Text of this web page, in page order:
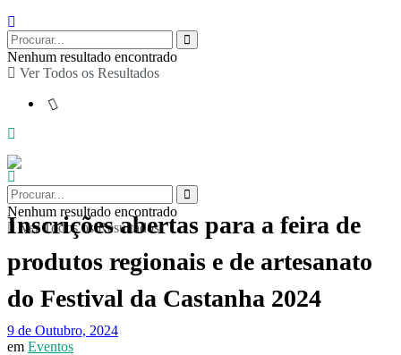
Nenhum resultado encontrado
Ver Todos os Resultados
Nenhum resultado encontrado
Ver Todos os Resultados
Inscrições abertas para a feira de
produtos regionais e de artesanato
do Festival da Castanha 2024
9 de Outubro, 2024
em Eventos